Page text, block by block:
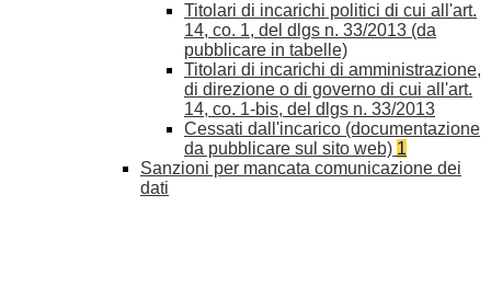
Titolari di incarichi politici di cui all'art.
14, co. 1, del dlgs n. 33/2013 (da
pubblicare in tabelle)
Titolari di incarichi di amministrazione,
di direzione o di governo di cui all'art.
14, co. 1-bis, del dlgs n. 33/2013
Cessati dall'incarico (documentazione
da pubblicare sul sito web) 1
Sanzioni per mancata comunicazione dei
dati